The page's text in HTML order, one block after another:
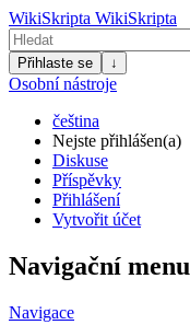
WikiSkripta WikiSkripta
Přihlaste se ↓
Osobní nástroje
čeština
Nejste přihlášen(a)
Diskuse
Příspěvky
Přihlášení
Vytvořit účet
Navigační menu
Navigace